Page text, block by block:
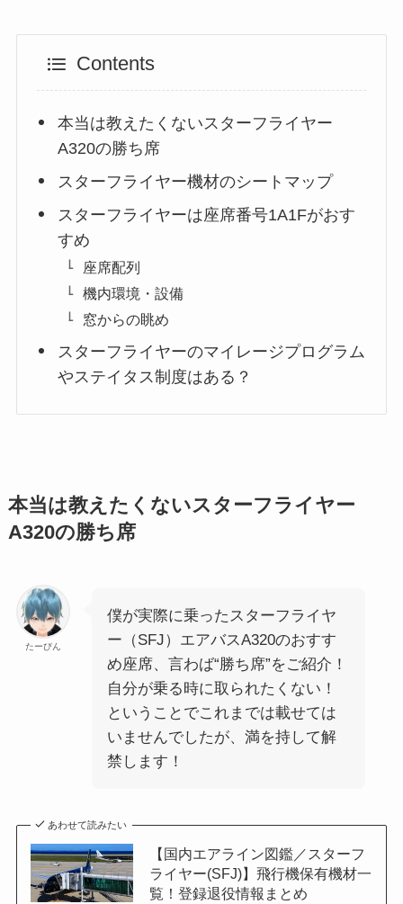
Contents
本当は教えたくないスターフライヤー
A320の勝ち席
スターフライヤー機材のシートマップ
スターフライヤーは座席番号1A1Fがおす
すめ
座席配列
機内環境・設備
窓からの眺め
スターフライヤーのマイレージプログラム
やステイタス制度はある？
本当は教えたくないスターフライヤー
A320の勝ち席
たーびん
僕が実際に乗ったスターフライヤ
ー（SFJ）エアバスA320のおすす
め座席、言わば“勝ち席”をご紹介！
自分が乗る時に取られたくない！
ということでこれまでは載せては
いませんでしたが、満を持して解
禁します！
あわせて読みたい
【国内エアライン図鑑／スターフ
ライヤー(SFJ)】飛行機保有機材一
覧！登録退役情報まとめ